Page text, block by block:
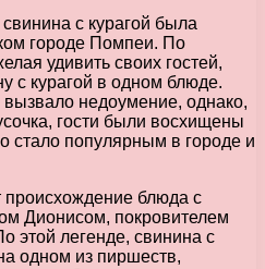
с курагой была
городе Помпеи. По
удивить своих гостей,
с курагой в одном блюде.
вызвало недоумение, однако,
гости были восхищены
стало популярным в городе и
происхождение блюда с
Дионисом, покровителем
этой легенде, свинина с
одном из пиршеств,